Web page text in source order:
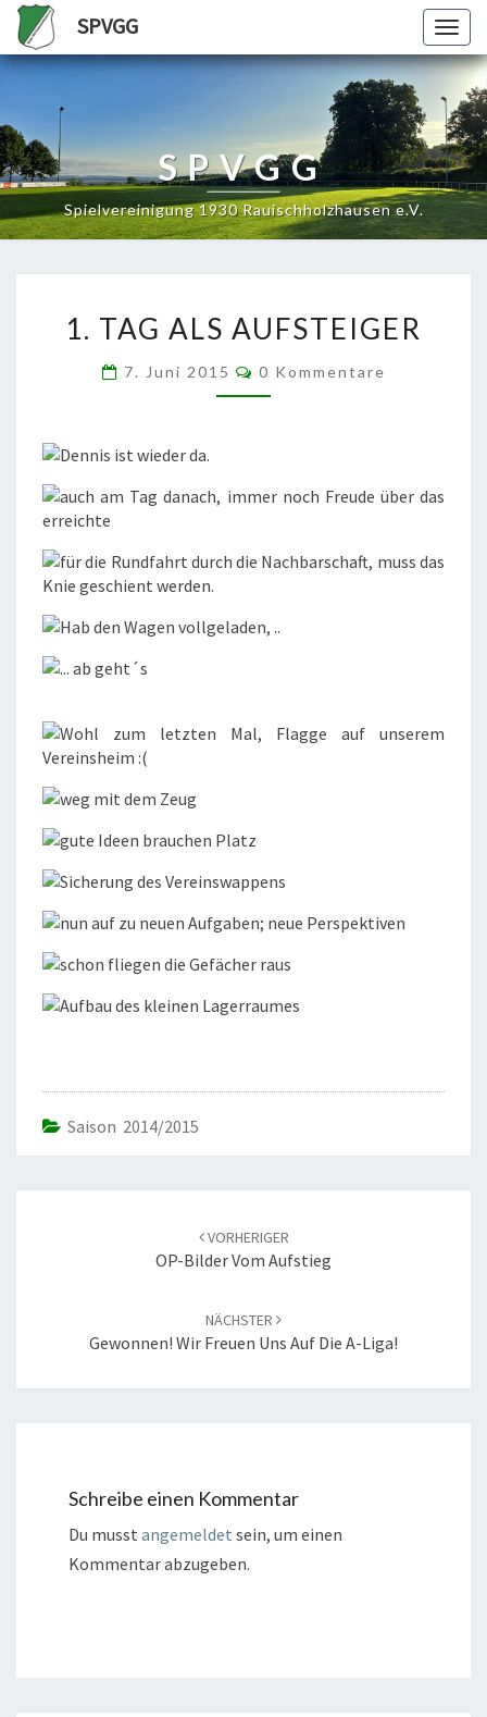
SPVGG
SPVGG
Spielvereinigung 1930 Rauischholzhausen e.V.
TAG
AUFSTEIGER
1. TAG ALS AUFSTEIGER
7. Juni 2015 Kommentare
0 Kommentare
Saison 2014/2015
VORHERIGER
OP-Bilder Vom Aufstieg
NÄCHSTER
Gewonnen! Wir Freuen Uns Auf Die A-Liga!
Schreibe einen Kommentar
Du musst angemeldet sein, um einen
Kommentar abzugeben.